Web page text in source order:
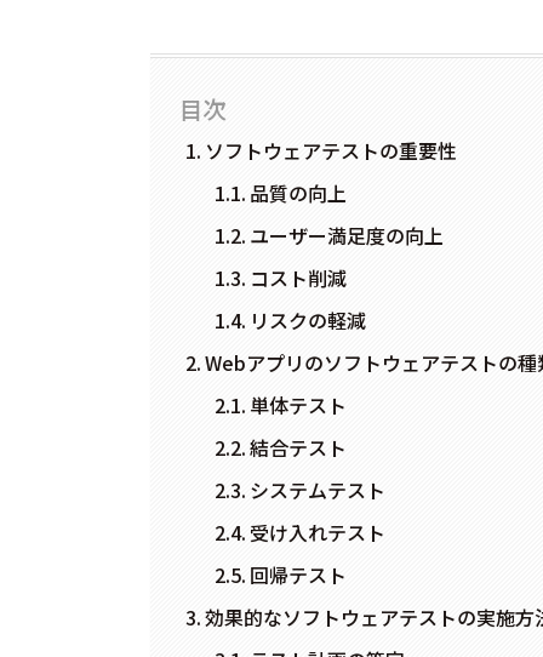
目次
ソフトウェアテストの重要性
品質の向上
ユーザー満足度の向上
コスト削減
リスクの軽減
Webアプリのソフトウェアテストの種
単体テスト
結合テスト
システムテスト
受け入れテスト
回帰テスト
効果的なソフトウェアテストの実施方